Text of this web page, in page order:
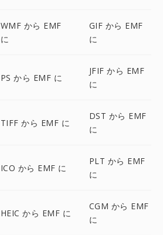
WMF から EMF
に
GIF から EMF
に
PS から EMF に
JFIF から EMF
に
TIFF から EMF に
DST から EMF
に
ICO から EMF に
PLT から EMF
に
HEIC から EMF に
CGM から EMF
に